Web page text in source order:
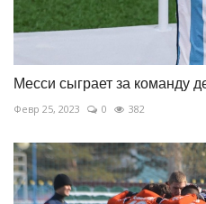
Месси сыграет за команду
Февр 25, 2023 0 382